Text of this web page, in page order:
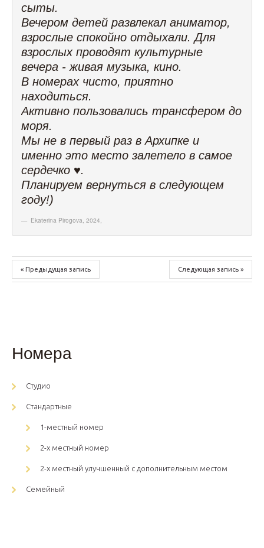
сыты.
Вечером детей развлекал аниматор,
взрослые спокойно отдыхали. Для
взрослых проводят культурные
вечера - живая музыка, кино.
В номерах чисто, приятно
находиться.
Активно пользовались трансфером до
моря.
Мы не в первый раз в Архипке и
именно это место залетело в самое
сердечко ♥️.
Планируем вернуться в следующем
году!)
Ekaterina Pirogova, 2024
« Предыдущая запись Следующая запись »
Номера
Студио
Стандартные
1-местный номер
2-х местный номер
2-х местный улучшенный с дополнительным местом
Семейный